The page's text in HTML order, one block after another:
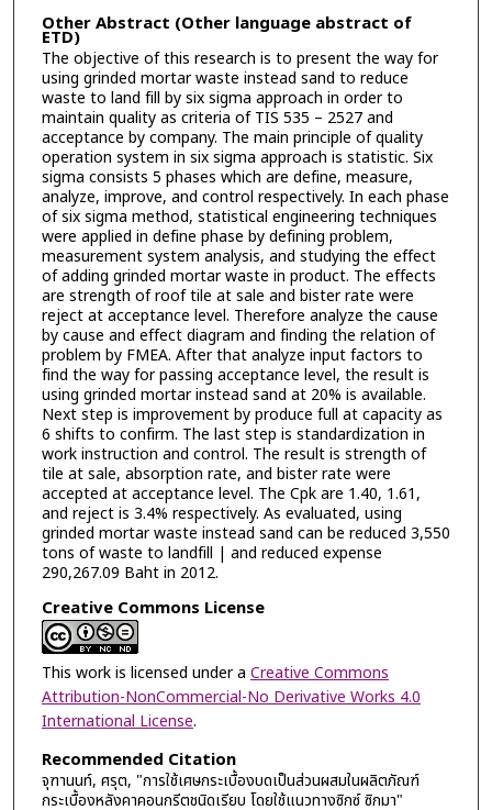
Other Abstract (Other language abstract of
ETD)
The objective of this research is to present the way for
using grinded mortar waste instead sand to reduce
waste to land fill by six sigma approach in order to
maintain quality as criteria of TIS 535 – 2527 and
acceptance by company. The main principle of quality
operation system in six sigma approach is statistic. Six
sigma consists 5 phases which are define, measure,
analyze, improve, and control respectively. In each phase
of six sigma method, statistical engineering techniques
were applied in define phase by defining problem,
measurement system analysis, and studying the effect
of adding grinded mortar waste in product. The effects
are strength of roof tile at sale and bister rate were
reject at acceptance level. Therefore analyze the cause
by cause and effect diagram and finding the relation of
problem by FMEA. After that analyze input factors to
find the way for passing acceptance level, the result is
using grinded mortar instead sand at 20% is available.
Next step is improvement by produce full at capacity as
6 shifts to confirm. The last step is standardization in
work instruction and control. The result is strength of
tile at sale, absorption rate, and bister rate were
accepted at acceptance level. The Cpk are 1.40, 1.61,
and reject is 3.4% respectively. As evaluated, using
grinded mortar waste instead sand can be reduced 3,550
tons of waste to landfill | and reduced expense
290,267.09 Baht in 2012.
Creative Commons License
This work is licensed under a Creative Commons
Attribution-NonCommercial-No Derivative Works 4.0
International License.
Recommended Citation
จุฑานนท์, ศรุต, "การใช้เศษกระเบื้องบดเป็นส่วนผสมในผลิตภัณฑ์
กระเบื้องหลังคาคอนกรีตชนิดเรียบ โดยใช้แนวทางซิกซ์ ซิกมา"